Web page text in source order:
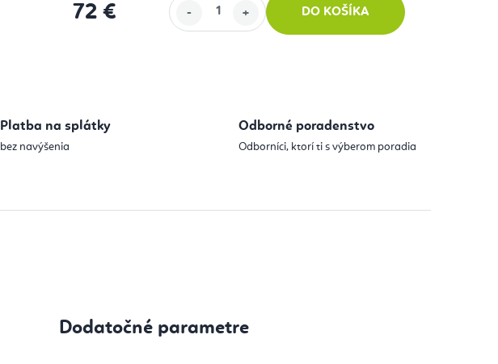
72 € DO KOŠÍKA
Platba na splátky
bez navýšenia
Odborné poradenstvo
Odborníci, ktorí ti s výberom poradia
Dodatočné parametre